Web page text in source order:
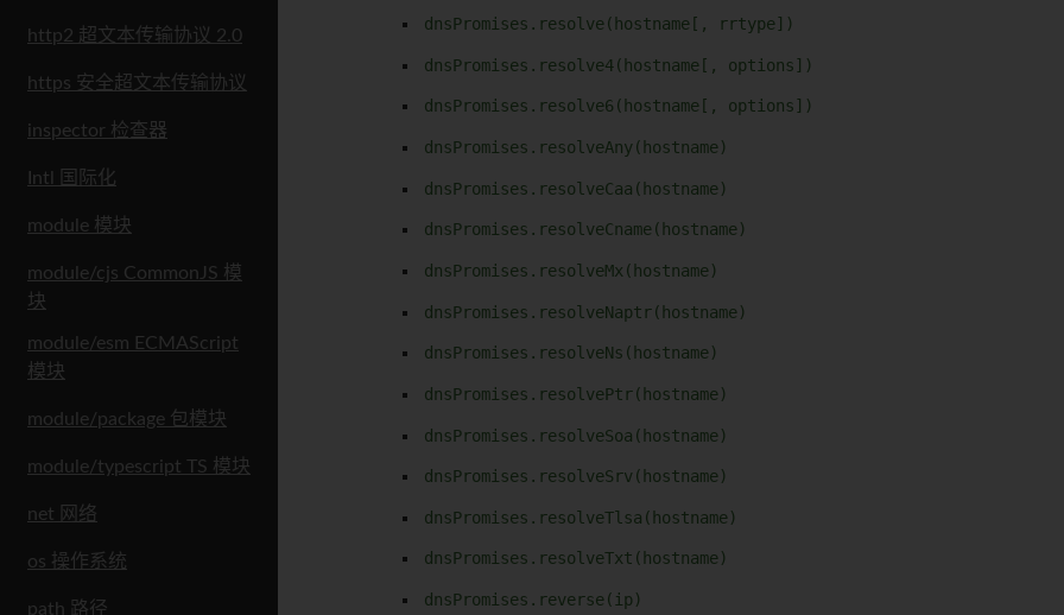
http2 超文本传输协议 2.0
https 安全超文本传输协议
inspector 检查器
Intl 国际化
module 模块
module/cjs CommonJS 模
块
module/esm ECMAScript
模块
module/package 包模块
module/typescript TS 模块
net 网络
os 操作系统
path 路径
dnsPromises.resolve(hostname[, rrtype])
dnsPromises.resolve4(hostname[, options])
dnsPromises.resolve6(hostname[, options])
dnsPromises.resolveAny(hostname)
dnsPromises.resolveCaa(hostname)
dnsPromises.resolveCname(hostname)
dnsPromises.resolveMx(hostname)
dnsPromises.resolveNaptr(hostname)
dnsPromises.resolveNs(hostname)
dnsPromises.resolvePtr(hostname)
dnsPromises.resolveSoa(hostname)
dnsPromises.resolveSrv(hostname)
dnsPromises.resolveTlsa(hostname)
dnsPromises.resolveTxt(hostname)
dnsPromises.reverse(ip)